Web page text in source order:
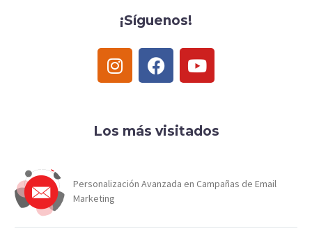
¡Síguenos!
Los más visitados
Personalización Avanzada en Campañas de Email
Marketing